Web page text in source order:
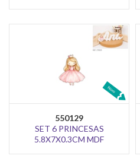
550129
SET 6 PRINCESAS
5.8X7X0.3CM MDF